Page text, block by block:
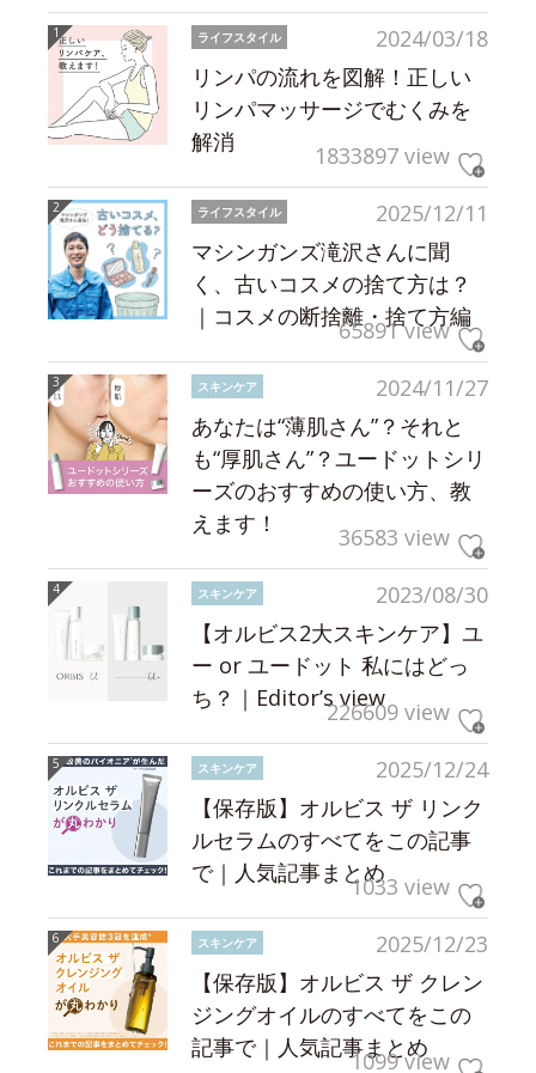
2024/03/18
ライフスタイル
リンパの流れを図解！正しい
リンパマッサージでむくみを
解消
1833897 view
2025/12/11
ライフスタイル
マシンガンズ滝沢さんに聞
く、古いコスメの捨て方は？
｜コスメの断捨離・捨て方編
65891 view
2024/11/27
スキンケア
あなたは“薄肌さん”？それと
も“厚肌さん”？ユードットシリ
ーズのおすすめの使い方、教
えます！
36583 view
2023/08/30
スキンケア
【オルビス2大スキンケア】ユ
ー or ユードット 私にはどっ
ち？｜Editor’s view226609 view
2025/12/24
スキンケア
【保存版】オルビス ザ リンク
ルセラムのすべてをこの記事
で｜人気記事まとめ1033 view
2025/12/23
スキンケア
【保存版】オルビス ザ クレン
ジングオイルのすべてをこの
記事で｜人気記事まとめ
1099 view